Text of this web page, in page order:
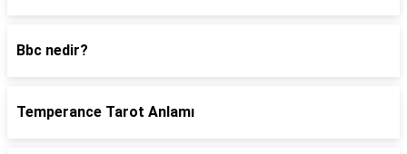
Bbc nedir?
Temperance Tarot Anlamı